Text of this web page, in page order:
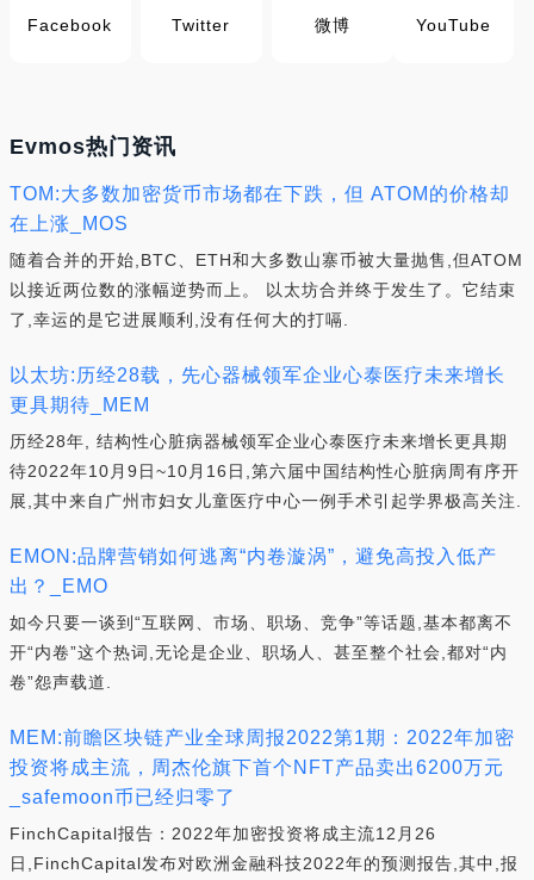
Facebook Twitter 微博 YouTube
Evmos热门资讯
TOM:大多数加密货币市场都在下跌，但 ATOM的价格却
在上涨_MOS
随着合并的开始,BTC、ETH和大多数山寨币被大量抛售,但ATOM
以接近两位数的涨幅逆势而上。 以太坊合并终于发生了。它结束
了,幸运的是它进展顺利,没有任何大的打嗝.
以太坊:历经28载，先心器械领军企业心泰医疗未来增长
更具期待_MEM
历经28年, 结构性心脏病器械领军企业心泰医疗未来增长更具期
待2022年10月9日~10月16日,第六届中国结构性心脏病周有序开
展,其中来自广州市妇女儿童医疗中心一例手术引起学界极高关注.
EMON:品牌营销如何逃离“内卷漩涡”，避免高投入低产
出？_EMO
如今只要一谈到“互联网、市场、职场、竞争”等话题,基本都离不
开“内卷”这个热词,无论是企业、职场人、甚至整个社会,都对“内
卷”怨声载道.
MEM:前瞻区块链产业全球周报2022第1期：2022年加密
投资将成主流，周杰伦旗下首个NFT产品卖出6200万元
_safemoon币已经归零了
FinchCapital报告：2022年加密投资将成主流12月26
日,FinchCapital发布对欧洲金融科技2022年的预测报告,其中,报